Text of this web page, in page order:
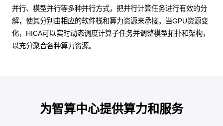
并行、模型并行等多种并行方式，把并行计算任务进行有效的分
解，使其分别由相应的软件栈和算力资源来承接。当GPU资源变
化，HICA可以实时动态调度计算子任务并调整模型拓扑和架构，
以充分聚合各种算力资源。
为智算中心提供算力和服务